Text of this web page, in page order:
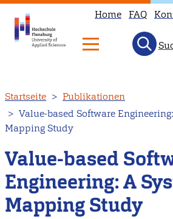
zum
Inhalt
Home FAQ
Startseite
Publikationen
Value-based Software
Mapping Study
Value-based
Engineering: A
Mapping Study